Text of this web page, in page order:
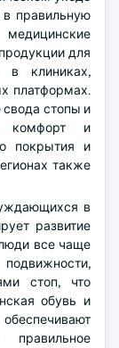
в правильную
для
в клиниках,
платформах.
стопы и
комфорт и
покрытия и
также
в
развитие
все чаще
стоп, что
обувь и